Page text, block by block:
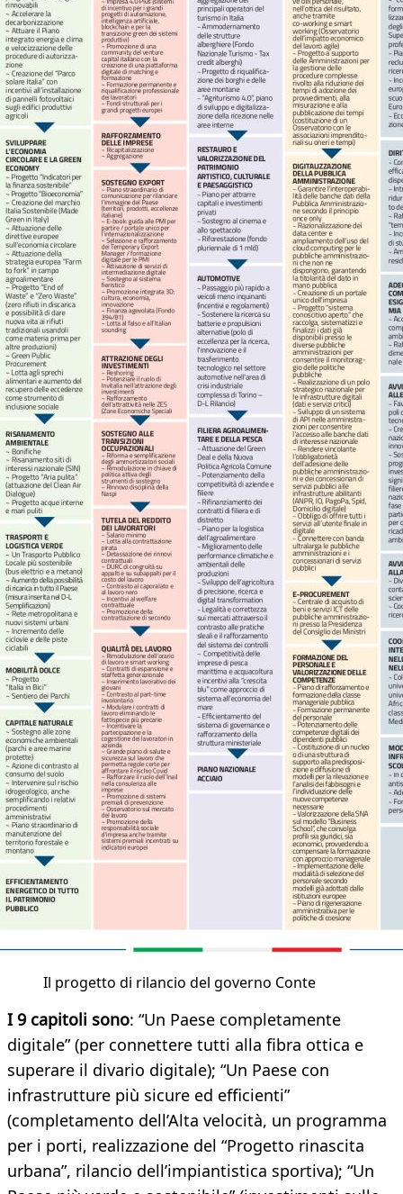
Il progetto di rilancio del governo Conte
I 9 capitoli sono: “Un Paese completamente
digitale” (per connettere tutti alla fibra ottica e
superare il divario digitale); “Un Paese con
infrastrutture più sicure ed efficienti”
(completamento dell’Alta velocità, un programma
per i porti, realizzazione del “Progetto rinascita
urbana”, rilancio dell’impiantistica sportiva); “Un